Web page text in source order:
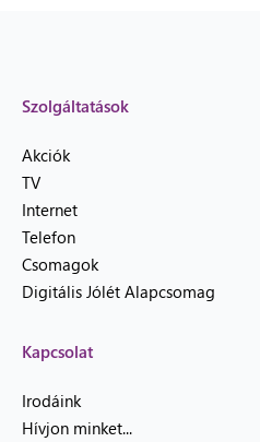
Szolgáltatások
Akciók
TV
Internet
Telefon
Csomagok
Digitális Jólét Alapcsomag
Kapcsolat
Irodáink
Hívjon minket...